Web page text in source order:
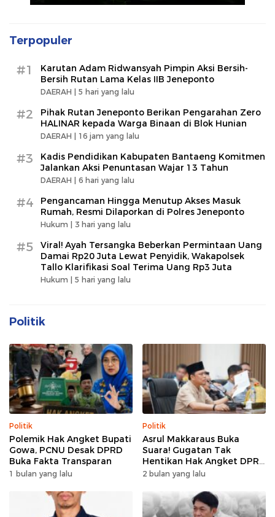
Terpopuler
#1
Karutan Adam Ridwansyah Pimpin Aksi Bersih-
Bersih Rutan Lama Kelas IIB Jeneponto
DAERAH | 5 hari yang lalu
#2
Pihak Rutan Jeneponto Berikan Pengarahan Zero
HALINAR kepada Warga Binaan di Blok Hunian
DAERAH | 16 jam yang lalu
#3
Kadis Pendidikan Kabupaten Bantaeng Komitmen
Jalankan Aksi Penuntasan Wajar 13 Tahun
DAERAH | 6 hari yang lalu
#4
Pengancaman Hingga Menutup Akses Masuk
Rumah, Resmi Dilaporkan di Polres Jeneponto
Hukum | 3 hari yang lalu
#5
Viral! Ayah Tersangka Beberkan Permintaan Uang
Damai Rp20 Juta Lewat Penyidik, Wakapolsek
Tallo Klarifikasi Soal Terima Uang Rp3 Juta
Hukum | 5 hari yang lalu
Politik
Politik
Polemik Hak Angket Bupati
Gowa, PCNU Desak DPRD
Buka Fakta Transparan
1 bulan yang lalu
Politik
Asrul Makkaraus Buka
Suara! Gugatan Tak
Hentikan Hak Angket DPRD
Gowa
2 bulan yang lalu